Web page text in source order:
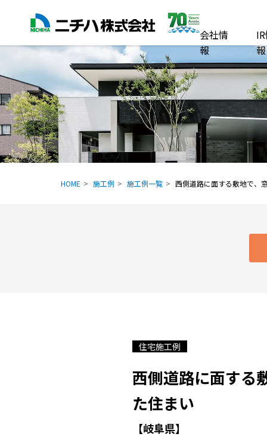
会社情
報
報
HOME 施工例 施工例一覧 西側道路に面する敷地で、
住宅施工例
西側道路に面する
た住まい
【岐阜県】